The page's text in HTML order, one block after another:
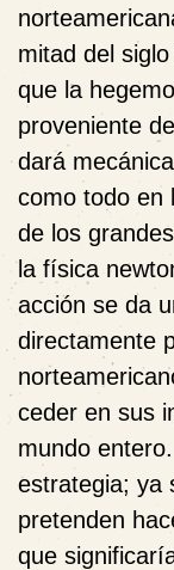
mitad del
que la
proveniente
dará
como todo en
de los
la física
acción se da
directamente
ceder en sus
mundo
estrategia; ya
pretenden
que